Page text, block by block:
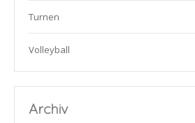
Turnen
Volleyball
Archiv